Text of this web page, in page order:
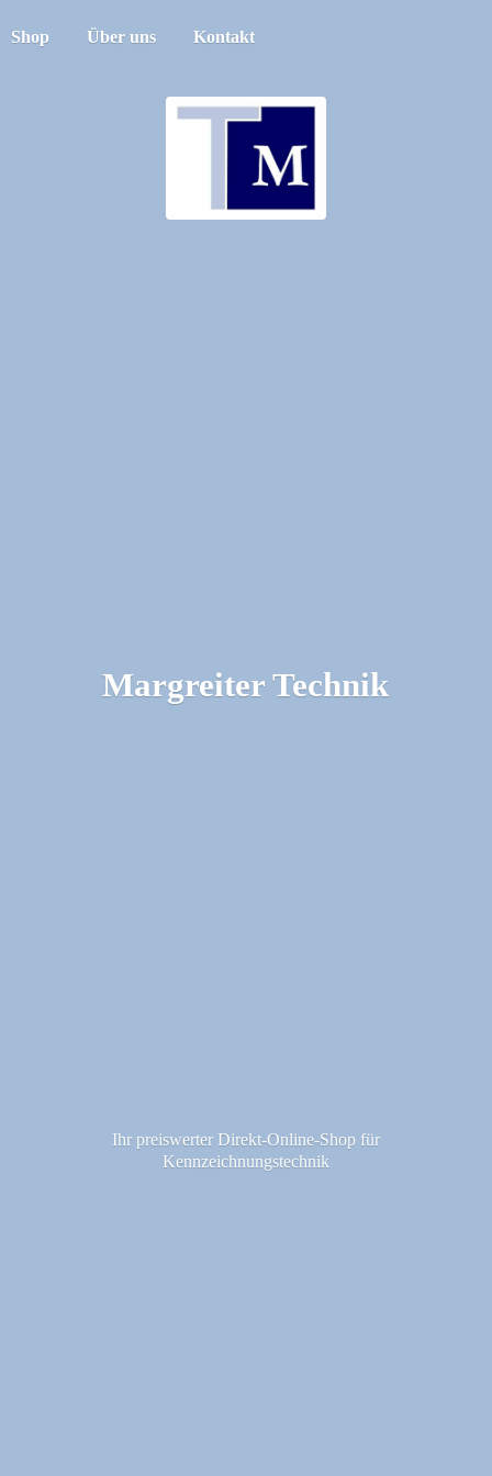
Shop Über uns Kontakt
Margreiter Technik
Ihr preiswerter Direkt-Online-Shop für
Kennzeichnungstechnik